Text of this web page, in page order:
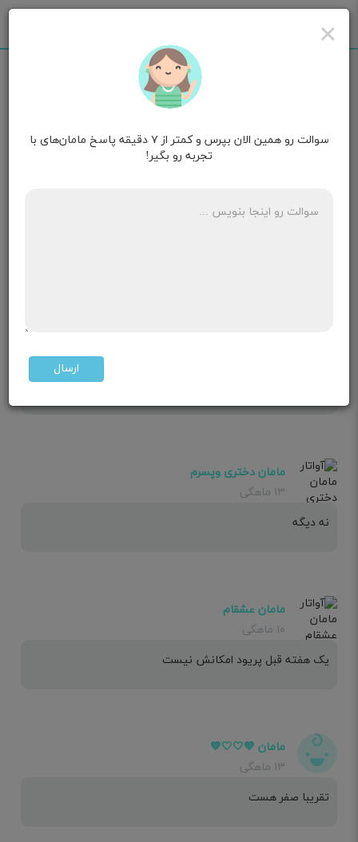
مامان آرات ۱۱ ماهگی
خواهر من باردار شد دقیقا یک روز مانده به پریودش هر چیزی
مامان دختری وپسرم
۱۳ ماهگی
نه دیگه
مامان عشقام
۱۰ ماهگی
یک هفته قبل پریود امکانش نیست
مامان 💙🤍🤍💙
۱۳ ماهگی
تقریبا صفر هست
×
سوالت رو همین الان بپرس و کمتر از ۷ دقیقه پاسخ مامان‌های با
تجربه رو بگیر!
ارسال